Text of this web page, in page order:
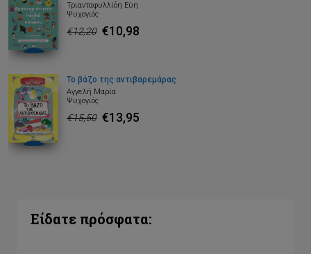
Τριανταφυλλίδη Εύη
Ψυχογιός
€12,20 €10,98
Το βάζο της αντιβαρεμάρας
Αγγελή Μαρία
Ψυχογιός
€15,50 €13,95
Είδατε πρόσφατα: